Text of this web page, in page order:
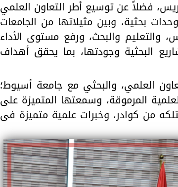
فضلاً عن توسيع أطر التعاون العلمي
بحثية، وبين مثيلاتها من الجامعات
والبحث، ورفع مستوى الأداء
البحثية وجودتها، بما يحقق أهداف
العلمي، والبحثي مع جامعة أسيوط؛
المرموقة، وسمعتها المتميزة على
من كوادر، وخبرات علمية متميزة فى